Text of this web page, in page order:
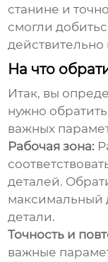
станине и
смогли
действительно
На что
Итак, вы
нужно
важных
Рабочая зона:
деталей.
максимальный
детали.
Точность и
важные